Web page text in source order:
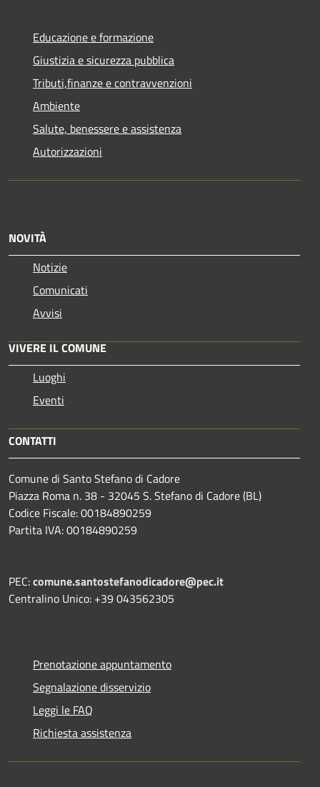
Educazione e formazione
Giustizia e sicurezza pubblica
Tributi,finanze e contravvenzioni
Ambiente
Salute, benessere e assistenza
Autorizzazioni
NOVITÀ
Notizie
Comunicati
Avvisi
VIVERE IL COMUNE
Luoghi
Eventi
CONTATTI
Comune di Santo Stefano di Cadore
Piazza Roma n. 38 - 32045 S. Stefano di Cadore (BL)
Codice Fiscale: 00184890259
Partita IVA: 00184890259
PEC:comune.santostefanodicadore@pec.it
Centralino Unico: +39 043562305
Prenotazione appuntamento
Segnalazione disservizio
Leggi le FAQ
Richiesta assistenza